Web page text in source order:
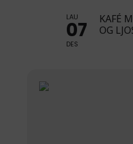
LAU
07
DES
KAFÉ
OG